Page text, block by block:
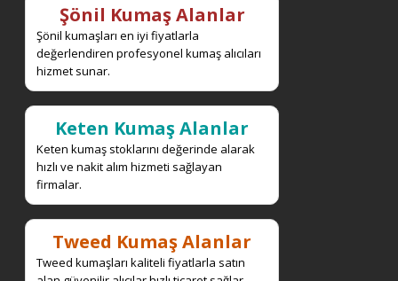
Şönil Kumaş Alanlar
Şönil kumaşları en iyi fiyatlarla
değerlendiren profesyonel kumaş alıcıları
hizmet sunar.
Keten Kumaş Alanlar
Keten kumaş stoklarını değerinde alarak
hızlı ve nakit alım hizmeti sağlayan
firmalar.
Tweed Kumaş Alanlar
Tweed kumaşları kaliteli fiyatlarla satın